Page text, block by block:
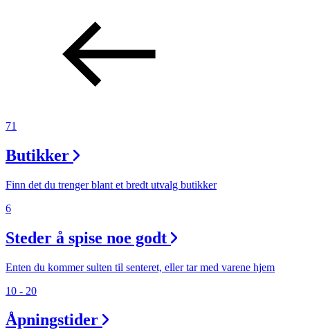
Åpningstider
Magasin
Gavekort
71
Butikker
Finn det du trenger blant et bredt utvalg butikker
6
Steder å spise noe godt
Enten du kommer sulten til senteret, eller tar med varene hjem
10 - 20
Åpningstider